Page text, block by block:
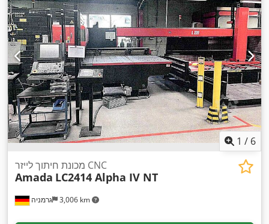
1 / 6
גרמניה 3,006 km
מכונת חיתוך לייזר CNC
Amada LC2414 Alpha IV NT